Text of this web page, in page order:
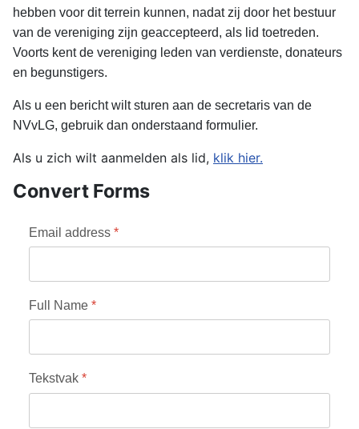
hebben voor dit terrein kunnen, nadat zij door het bestuur
van de vereniging zijn geaccepteerd, als lid toetreden.
Voorts kent de vereniging leden van verdienste, donateurs
en begunstigers.
Als u een bericht wilt sturen aan de secretaris van de
NVvLG, gebruik dan onderstaand formulier.
Als u zich wilt aanmelden als lid, klik hier.
Convert Forms
Email address *
Full Name *
Tekstvak *